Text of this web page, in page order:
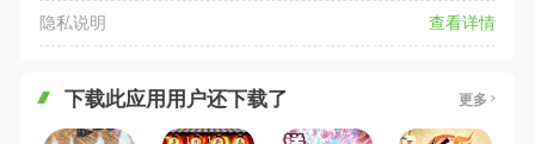
隐私说明 查看详情
下载此应用用户还下载了 更多